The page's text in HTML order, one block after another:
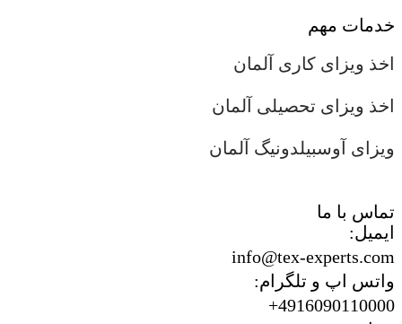
خدمات مهم
اخذ ویزای کاری آلمان
اخذ ویزای تحصیلی آلمان
ویزای آوسبیلدونیگ آلمان
تماس با ما
ایمیل:
info@tex-experts.com
واتس اپ و تلگرام:
4916090110000+